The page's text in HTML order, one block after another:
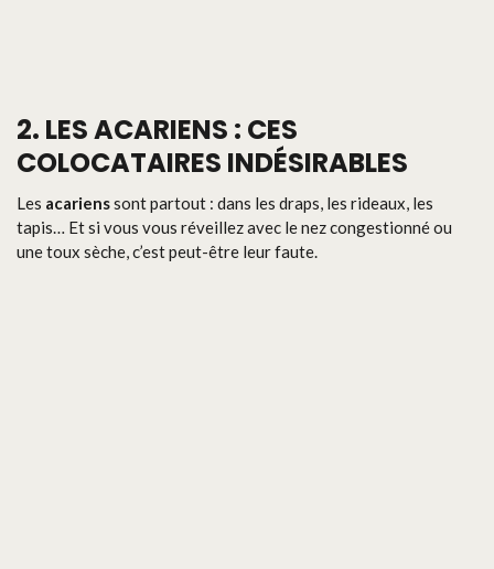
2. LES ACARIENS : CES
COLOCATAIRES INDÉSIRABLES
Les acarienssont partout : dans les draps, les rideaux, les
tapis… Et si vous vous réveillez avec le nez congestionné ou
une toux sèche, c’est peut-être leur faute.